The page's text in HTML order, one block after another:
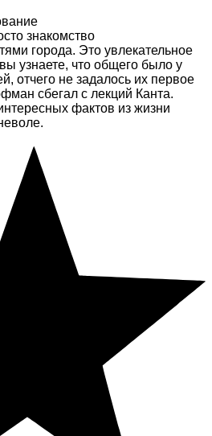
знакомство
города. Это увлекательное
узнаете, что общего было у
отчего не задалось их первое
сбегал с лекций Канта.
фактов из жизни